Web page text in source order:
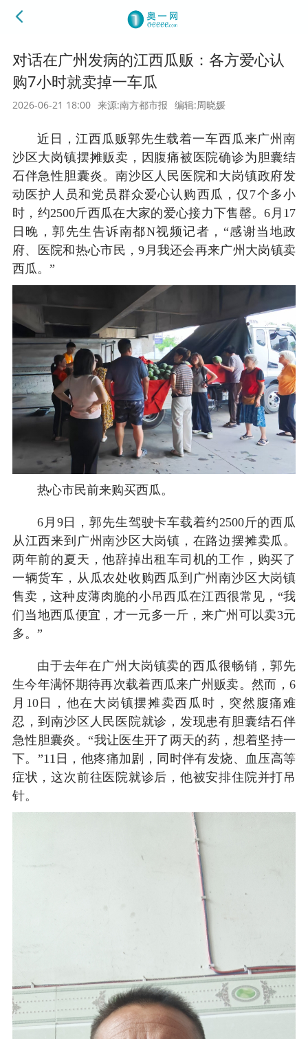
对话在广州发病的江西瓜贩：各方爱心认
购7小时就卖掉一车瓜
2026-06-21 18:00 来源:南方都市报 编辑:周晓媛
近日，江西瓜贩郭先生载着一车西瓜来广州南
沙区大岗镇摆摊贩卖，因腹痛被医院确诊为胆囊结
石伴急性胆囊炎。南沙区人民医院和大岗镇政府发
动医护人员和党员群众爱心认购西瓜，仅7个多小
时，约2500斤西瓜在大家的爱心接力下售罄。6月17
日晚，郭先生告诉南都N视频记者，“感谢当地政
府、医院和热心市民，9月我还会再来广州大岗镇卖
西瓜。”
热心市民前来购买西瓜。
6月9日，郭先生驾驶卡车载着约2500斤的西瓜
从江西来到广州南沙区大岗镇，在路边摆摊卖瓜。
两年前的夏天，他辞掉出租车司机的工作，购买了
一辆货车，从瓜农处收购西瓜到广州南沙区大岗镇
售卖，这种皮薄肉脆的小吊西瓜在江西很常见，“我
们当地西瓜便宜，才一元多一斤，来广州可以卖3元
多。”
由于去年在广州大岗镇卖的西瓜很畅销，郭先
生今年满怀期待再次载着西瓜来广州贩卖。然而，6
月10日，他在大岗镇摆摊卖西瓜时，突然腹痛难
忍，到南沙区人民医院就诊，发现患有胆囊结石伴
急性胆囊炎。“我让医生开了两天的药，想着坚持一
下。”11日，他疼痛加剧，同时伴有发烧、血压高等
症状，这次前往医院就诊后，他被安排住院并打吊
针。